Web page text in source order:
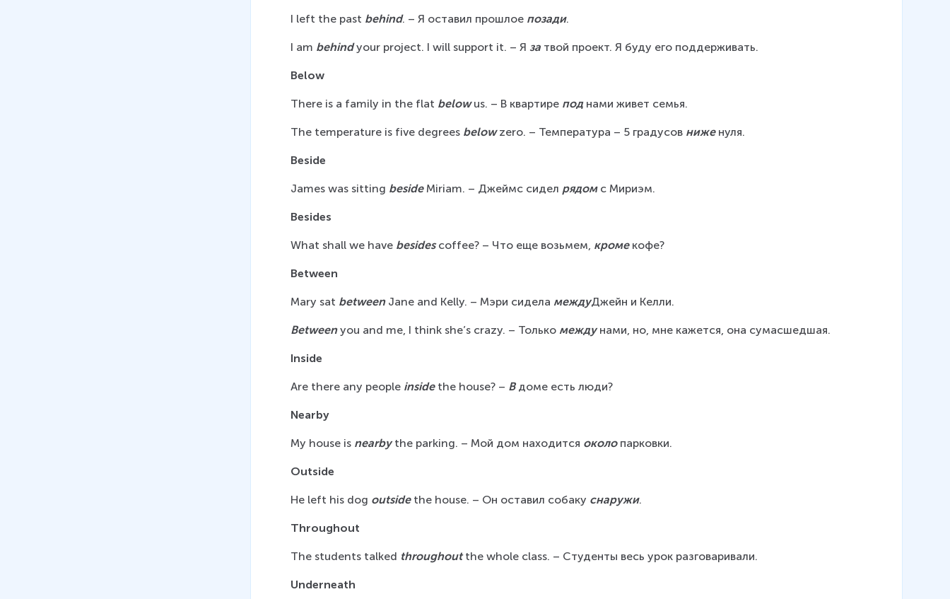
I left the past behind. – Я оставил прошлое позади.
I am behind your project. I will support it. – Я за твой проект. Я буду его поддерживать.
Below
There is a family in the flat below us. – В квартире под нами живет семья.
The temperature is five degrees below zero. – Температура – 5 градусов ниже нуля.
Beside
James was sitting beside Miriam. – Джеймс сидел рядом с Мириэм.
Besides
What shall we have besides coffee? – Что еще возьмем, кроме кофе?
Between
Mary sat between Jane and Kelly. – Мэри сидела междуДжейн и Келли.
Between you and me, I think she’s crazy. – Только между нами, но, мне кажется, она сумасшедшая.
Inside
Are there any people inside the house? – В доме есть люди?
Nearby
My house is nearby the parking. – Мой дом находится около парковки.
Outside
He left his dog outside the house. – Он оставил собаку снаружи.
Throughout
The students talked throughout the whole class. – Студенты весь урок разговаривали.
Underneath